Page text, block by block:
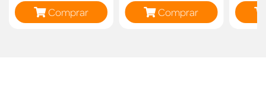
Comprar
Comprar